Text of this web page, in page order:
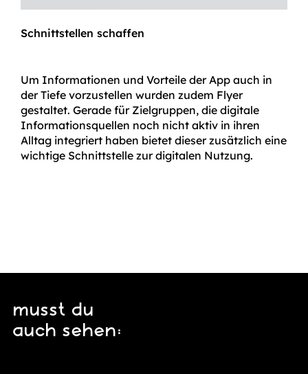
Schnittstellen schaffen
Um Informationen und Vorteile der App auch in
der Tiefe vorzustellen wurden zudem Flyer
gestaltet. Gerade für Zielgruppen, die digitale
Informations­quellen noch nicht aktiv in ihren
Alltag integriert haben bietet dieser zusätzlich eine
wichtige Schnitt­stelle zur digitalen Nutzung.
musst du
auch sehen: